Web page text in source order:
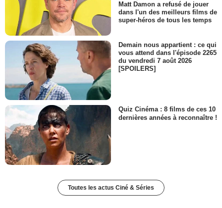
Matt Damon a refusé de jouer
dans l'un des meilleurs films de
super-héros de tous les temps
Demain nous appartient : ce qui
vous attend dans l'épisode 2265
du vendredi 7 août 2026
[SPOILERS]
Quiz Cinéma : 8 films de ces 10
dernières années à reconnaître !
Toutes les actus Ciné & Séries